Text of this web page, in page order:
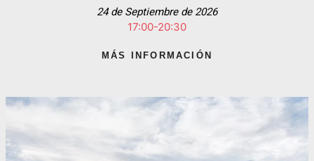
24 de Septiembre de 2026
17:00-20:30
MÁS INFORMACIÓN